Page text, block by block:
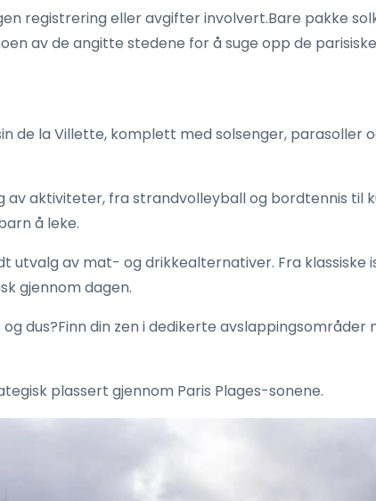
registrering eller avgifter involvert.Bare pakke
av de angitte stedene for å suge opp de
de la Villette, komplett med solsenger, parasoller
av aktiviteter, fra strandvolleyball og bordtennis til
å leke.
utvalg av mat- og drikkealternativer. Fra klassiske
gjennom dagen.
dus?Finn din zen i dedikerte
plassert gjennom Paris Plages-sonene.